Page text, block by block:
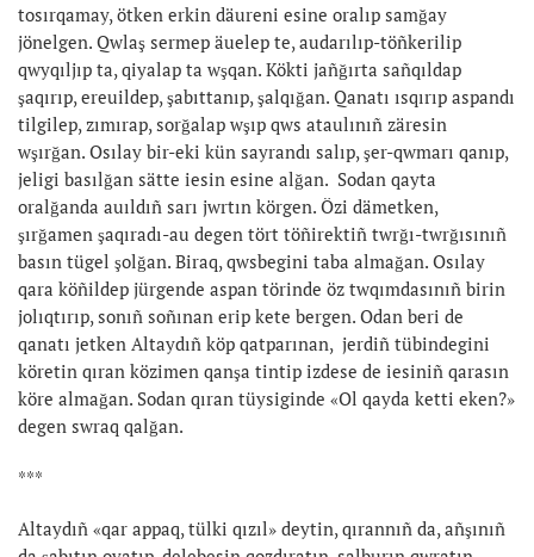
tosırqamay, ötken erkin däureni esine oralıp samğay
jönelgen. Qwlaş sermep äuelep te, audarılıp-töñkerilip
qwyqıljıp ta, qiyalap ta wşqan. Kökti jañğırta sañqıldap
şaqırıp, ereuildep, şabıttanıp, şalqığan. Qanatı ısqırıp aspandı
tilgilep, zımırap, sorğalap wşıp qws ataulınıñ zäresin
wşırğan. Osılay bir-eki kün sayrandı salıp, şer-qwmarı qanıp,
jeligi basılğan sätte iesin esine alğan. Sodan qayta
oralğanda auıldıñ sarı jwrtın körgen. Özi dämetken,
şırğamen şaqıradı-au degen tört töñirektiñ twrğı-twrğısınıñ
basın tügel şolğan. Biraq, qwsbegini taba almağan. Osılay
qara köñildep jürgende aspan törinde öz twqımdasınıñ birin
jolıqtırıp, sonıñ soñınan erip kete bergen. Odan beri de
qanatı jetken Altaydıñ köp qatparınan, jerdiñ tübindegini
köretin qıran közimen qanşa tintip izdese de iesiniñ qarasın
köre almağan. Sodan qıran tüysiginde «Ol qayda ketti eken?»
degen swraq qalğan.
***
Altaydıñ «qar appaq, tülki qızıl» deytin, qırannıñ da, añşınıñ